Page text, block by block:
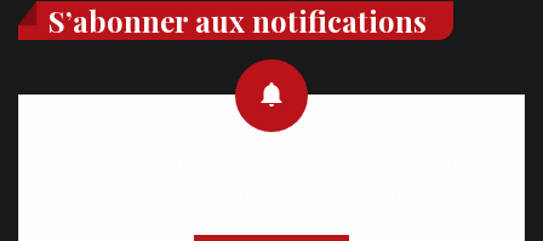
S’abonner aux notifications